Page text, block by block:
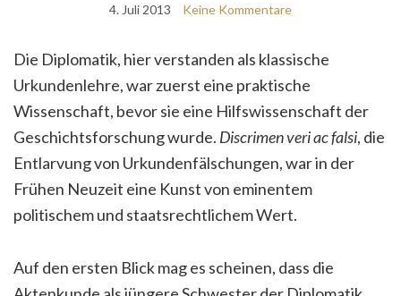
4. Juli 2013 Keine Kommentare
Die Diplomatik, hier verstanden als klassische
Urkundenlehre, war zuerst eine praktische
Wissenschaft, bevor sie eine Hilfswissenschaft der
Geschichtsforschung wurde. Discrimen veri ac falsi, die
Entlarvung von Urkundenfälschungen, war in der
Frühen Neuzeit eine Kunst von eminentem
politischem und staatsrechtlichem Wert.
Auf den ersten Blick mag es scheinen, dass die